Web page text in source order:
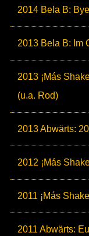
2014 Bela B:
2013 Bela B: Im
2013 ¡Más
(u.a. Rod)
2013 Abwärts:
2012 ¡Más
2011 ¡Más
2011 Abwärts: